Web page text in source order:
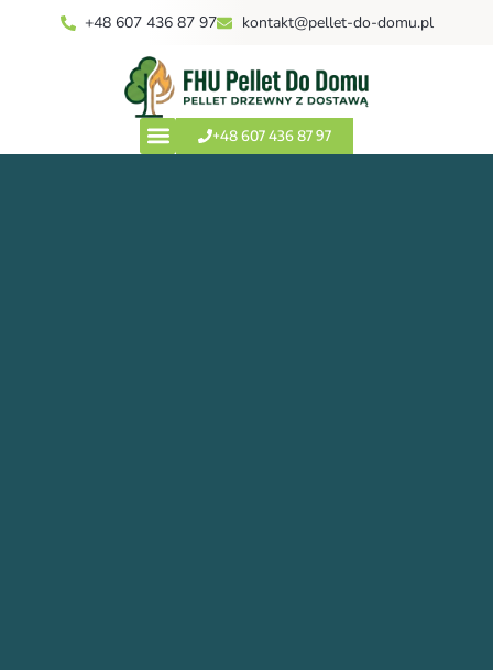
+48 607 436 87 97 kontakt@pellet-do-domu.pl
+48 607 436 87 97